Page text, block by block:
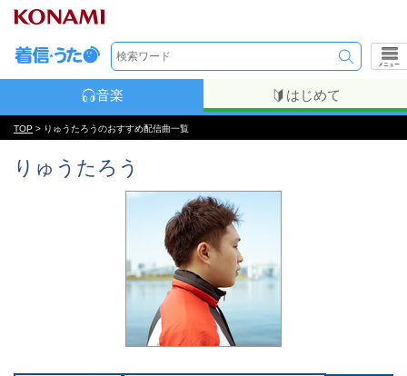
メニュー
音楽 はじめて
TOP > りゅうたろうのおすすめ配信曲一覧
りゅうたろう